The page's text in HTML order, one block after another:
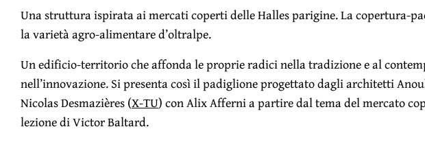
Una struttura ispirata ai mercati coperti delle Halles parigine. La copertura-
la varietà agro-alimentare d’oltralpe.
Un edificio-territorio che affonda le proprie radici nella tradizione e al
nell’innovazione. Si presenta così il padiglione progettato dagli architetti
Nicolas Desmazières (X-TU) con Alix Afferni a partire dal tema del mercato
lezione di Victor Baltard.